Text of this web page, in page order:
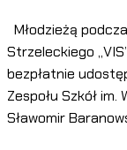
Młodzieżą
Strzeleckiego
bezpłatnie
Zespołu Szkół
Sławomir